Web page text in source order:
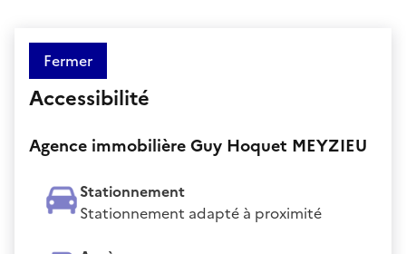
Fermer
Accessibilité
Agence immobilière Guy Hoquet MEYZIEU
Stationnement
Stationnement adapté à proximité